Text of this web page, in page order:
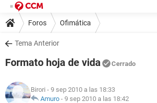
Foros Ofimática
Tema Anterior
Formato hoja de vida Cerrado
Birori - 9 sep 2010 a las 18:33
Amuro - 9 sep 2010 a las 18:42